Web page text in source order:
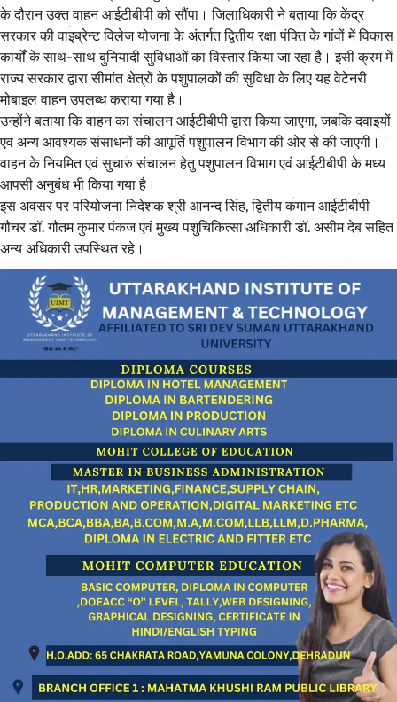
के दौरान उक्त वाहन आईटीबीपी को सौंपा। जिलाधिकारी ने बताया कि केंद्र
सरकार की वाइब्रेन्ट विलेज योजना के अंतर्गत द्वितीय रक्षा पंक्ति के गांवों में विकास
कार्यों के साथ-साथ बुनियादी सुविधाओं का विस्तार किया जा रहा है। इसी क्रम में
राज्य सरकार द्वारा सीमांत क्षेत्रों के पशुपालकों की सुविधा के लिए यह वेटेनरी
मोबाइल वाहन उपलब्ध कराया गया है।
उन्होंने बताया कि वाहन का संचालन आईटीबीपी द्वारा किया जाएगा, जबकि दवाइयों
एवं अन्य आवश्यक संसाधनों की आपूर्ति पशुपालन विभाग की ओर से की जाएगी।
वाहन के नियमित एवं सुचारु संचालन हेतु पशुपालन विभाग एवं आईटीबीपी के मध्य
आपसी अनुबंध भी किया गया है।
इस अवसर पर परियोजना निदेशक श्री आनन्द सिंह, द्वितीय कमान आईटीबीपी
गौचर डॉ. गौतम कुमार पंकज एवं मुख्य पशुचिकित्सा अधिकारी डॉ. असीम देब सहित
अन्य अधिकारी उपस्थित रहे।